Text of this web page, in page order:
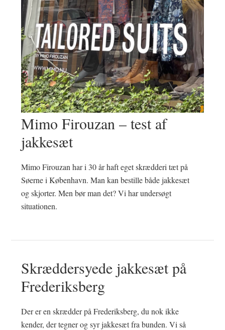
Mimo Firouzan – test af
jakkesæt
Mimo Firouzan har i 30 år haft eget skrædderi tæt på
Søerne i København. Man kan bestille både jakkesæt
og skjorter. Men bør man det? Vi har undersøgt
situationen.
Skræddersyede jakkesæt på
Frederiksberg
Der er en skrædder på Frederiksberg, du nok ikke
kender, der tegner og syr jakkesæt fra bunden. Vi så